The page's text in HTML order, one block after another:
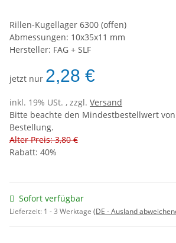
Rillen-Kugellager 6300 (offen)
Abmessungen: 10x35x11 mm
Hersteller: FAG + SLF
jetzt nur 2,28 €
inkl. 19% USt. , zzgl. Versand
Bitte beachte den Mindestbestellwert von
Bestellung.
Alter Preis: 3,80 €
Rabatt: 40%
Sofort verfügbar
Lieferzeit: 1 - 3 Werktage (DE - Ausland